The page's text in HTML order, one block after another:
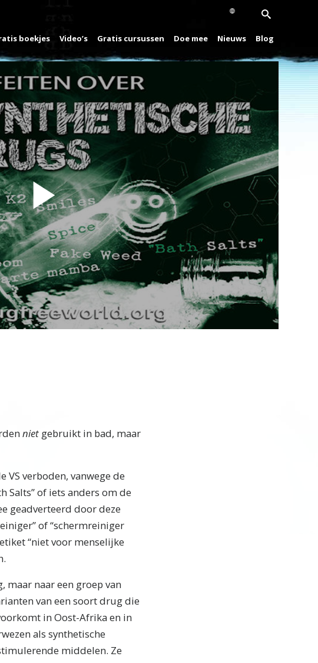
boekjes Video’s Gratis cursussen Doe mee Nieuws Blog
Play
Video
niet gebruikt in bad, maar
VS verboden, vanwege de
Salts” of iets anders om de
geadverteerd door deze
of “schermreiniger
“niet voor menselijke
maar naar een groep van
van een soort drug die
in Oost-Afrika en in
als synthetische
middelen. Ze